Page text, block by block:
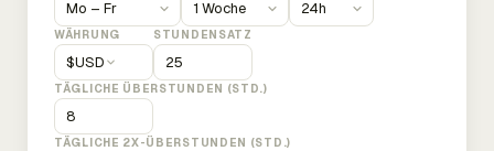
WÄHRUNG
$USD
STUNDENSATZ
TÄGLICHE ÜBERSTUNDEN (STD.)
TÄGLICHE 2X-ÜBERSTUNDEN (STD.)